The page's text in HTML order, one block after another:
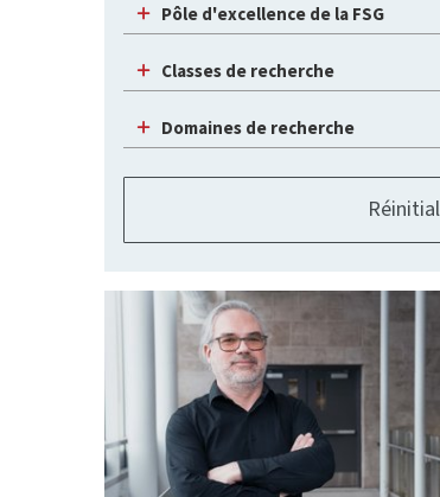
Pôle d'excellence de la FSG
Classes de recherche
Domaines de recherche